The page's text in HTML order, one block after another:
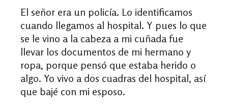
El señor era un policía. Lo identificamos
cuando llegamos al hospital. Y pues lo que
se le vino a la cabeza a mi cuñada fue
llevar los documentos de mi hermano y
ropa, porque pensó que estaba herido o
algo. Yo vivo a dos cuadras del hospital, así
que bajé con mi esposo.